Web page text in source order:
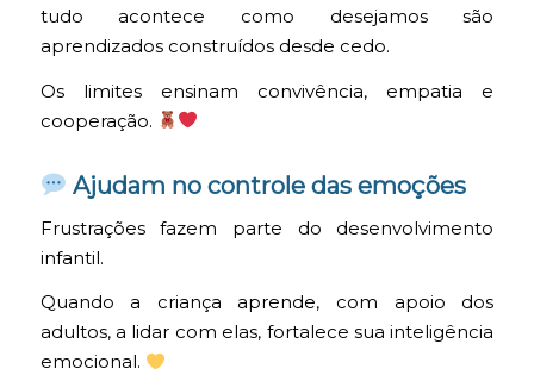
tudo acontece como desejamos são
aprendizados construídos desde cedo.
Os limites ensinam convivência, empatia e
cooperação.
Ajudam no controle das emoções
Frustrações fazem parte do desenvolvimento
infantil.
Quando a criança aprende, com apoio dos
adultos, a lidar com elas, fortalece sua inteligência
emocional.